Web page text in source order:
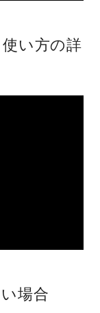
い方の詳
場合